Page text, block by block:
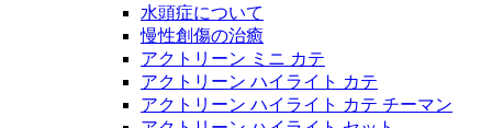
水頭症について
慢性創傷の治癒
アクトリーン ミニ カテ
アクトリーン ハイライト カテ
アクトリーン ハイライト カテ チーマン